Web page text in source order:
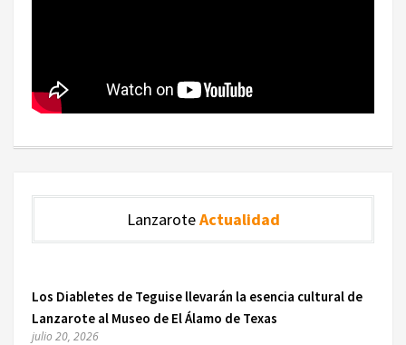
LanzaroteActualidad
Los Diabletes de Teguise llevarán la esencia cultural de
Lanzarote al Museo de El Álamo de Texas
julio 20, 2026